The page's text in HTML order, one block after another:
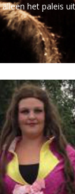
het paleis